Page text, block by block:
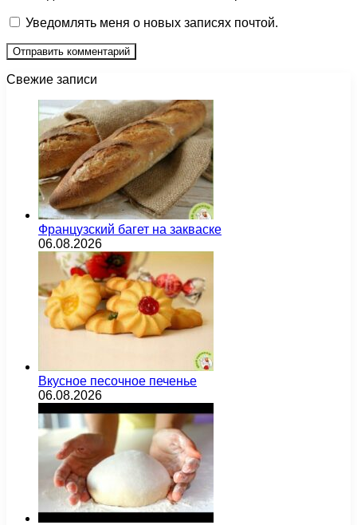
Уведомлять меня о новых записях почтой.
Свежие записи
Французский багет на закваске
06.08.2026
Вкусное песочное печенье
06.08.2026